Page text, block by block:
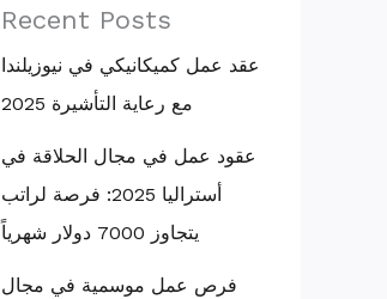
Recent Posts
عقد عمل كميكانيكي في نيوزيلندا
مع رعاية التأشيرة 2025
عقود عمل في مجال الحلاقة في
أستراليا 2025: فرصة لراتب
يتجاوز 7000 دولار شهرياً
فرص عمل موسمية في مجال